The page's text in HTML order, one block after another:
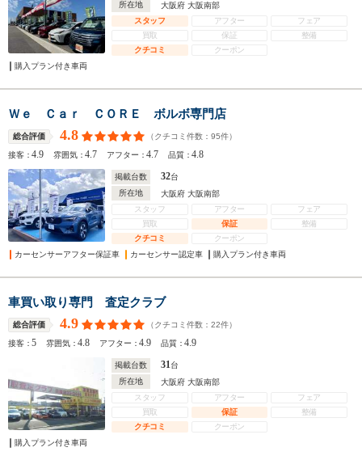
所在地
大阪府 大阪南部
スタッフ
アフター
フェア
買取
保証
整備
クチコミ
クーポン
購入プラン付き車両
Ｗｅ Ｃａｒ ＣＯＲＥ ボルボ専門店
総合評価 4.8 （クチコミ件数： 95件）
接客：4.9 雰囲気：4.7 アフター：4.7 品質：4.8
掲載台数 32台
所在地
大阪府 大阪南部
スタッフ
アフター
フェア
買取
保証
整備
クチコミ
クーポン
カーセンサーアフター保証車
カーセンサー認定車 購入プラン付き車両
車買い取り専門 査定クラブ
総合評価 4.9 （クチコミ件数： 22件）
接客：5 雰囲気：4.8 アフター：4.9 品質：4.9
掲載台数 31台
所在地
大阪府 大阪南部
スタッフ
アフター
フェア
買取
保証
整備
クチコミ
クーポン
購入プラン付き車両